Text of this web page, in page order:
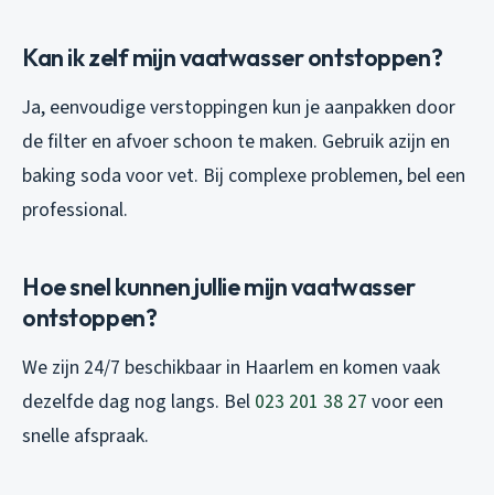
Kan ik zelf mijn vaatwasser ontstoppen?
Ja, eenvoudige verstoppingen kun je aanpakken door
de filter en afvoer schoon te maken. Gebruik azijn en
baking soda voor vet. Bij complexe problemen, bel een
professional.
Hoe snel kunnen jullie mijn vaatwasser
ontstoppen?
We zijn 24/7 beschikbaar in Haarlem en komen vaak
dezelfde dag nog langs. Bel 023 201 38 27 voor een
snelle afspraak.